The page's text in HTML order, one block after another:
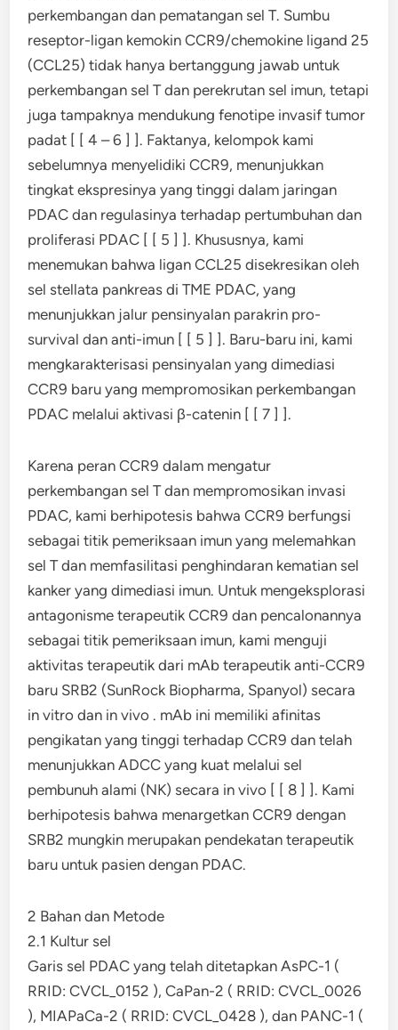
perkembangan dan pematangan sel T. Sumbu
reseptor-ligan kemokin CCR9/chemokine ligand 25
(CCL25) tidak hanya bertanggung jawab untuk
perkembangan sel T dan perekrutan sel imun, tetapi
juga tampaknya mendukung fenotipe invasif tumor
padat [ [ 4 – 6 ] ]. Faktanya, kelompok kami
sebelumnya menyelidiki CCR9, menunjukkan
tingkat ekspresinya yang tinggi dalam jaringan
PDAC dan regulasinya terhadap pertumbuhan dan
proliferasi PDAC [ [ 5 ] ]. Khususnya, kami
menemukan bahwa ligan CCL25 disekresikan oleh
sel stellata pankreas di TME PDAC, yang
menunjukkan jalur pensinyalan parakrin pro-
survival dan anti-imun [ [ 5 ] ]. Baru-baru ini, kami
mengkarakterisasi pensinyalan yang dimediasi
CCR9 baru yang mempromosikan perkembangan
PDAC melalui aktivasi β-catenin [ [ 7 ] ].
Karena peran CCR9 dalam mengatur
perkembangan sel T dan mempromosikan invasi
PDAC, kami berhipotesis bahwa CCR9 berfungsi
sebagai titik pemeriksaan imun yang melemahkan
sel T dan memfasilitasi penghindaran kematian sel
kanker yang dimediasi imun. Untuk mengeksplorasi
antagonisme terapeutik CCR9 dan pencalonannya
sebagai titik pemeriksaan imun, kami menguji
aktivitas terapeutik dari mAb terapeutik anti-CCR9
baru SRB2 (SunRock Biopharma, Spanyol) secara
in vitro dan in vivo . mAb ini memiliki afinitas
pengikatan yang tinggi terhadap CCR9 dan telah
menunjukkan ADCC yang kuat melalui sel
pembunuh alami (NK) secara in vivo [ [ 8 ] ]. Kami
berhipotesis bahwa menargetkan CCR9 dengan
SRB2 mungkin merupakan pendekatan terapeutik
baru untuk pasien dengan PDAC.
2 Bahan dan Metode
2.1 Kultur sel
Garis sel PDAC yang telah ditetapkan AsPC-1 (
RRID: CVCL_0152 ), CaPan-2 ( RRID: CVCL_0026
), MIAPaCa-2 ( RRID: CVCL_0428 ), dan PANC-1 (